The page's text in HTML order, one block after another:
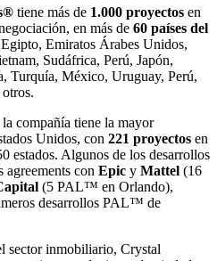
® tiene más de 1.000 proyectos en
en más de 60 países del
Emiratos Árabes Unidos,
Sudáfrica, Perú, Japón,
Turquía, México, Uruguay, Perú,
compañía tiene la mayor
Unidos, con 221 proyectos en
estados. Algunos de los desarrollos
agreements con Epic y Mattel (16
(5 PAL™ en Orlando),
desarrollos PAL™ de
sector inmobiliario, Crystal